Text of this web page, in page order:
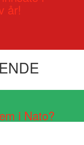
år!
i Nato?